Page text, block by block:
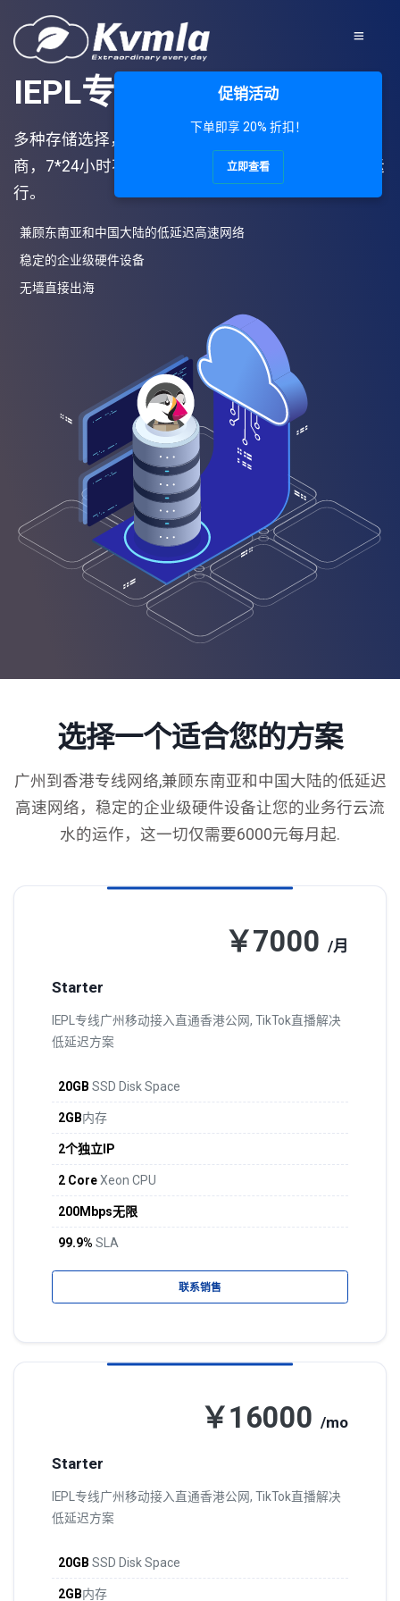
IEPL专线(广港专线)
多种存储选择，双IP地址，值得信任的云服务器提供
商，7*24小时不间断运行，保护企业云上数据安全运
行。
兼顾东南亚和中国大陆的低延迟高速网络
稳定的企业级硬件设备
无墙直接出海
选择一个适合您的方案
广州到香港专线网络,兼顾东南亚和中国大陆的低延迟
高速网络，稳定的企业级硬件设备让您的业务行云流
水的运作，这一切仅需要6000元每月起.
￥7000 /月
Starter
IEPL专线广州移动接入直通香港公网, TikTok直播解决
低延迟方案
20GB SSD Disk Space
2GB内存
2个独立IP
2 CoreXeon CPU
200Mbps无限
99.9% SLA
联系销售
￥16000 /mo
Starter
IEPL专线广州移动接入直通香港公网, TikTok直播解决
低延迟方案
20GB SSD Disk Space
2GB内存
促销活动
下单即享 20% 折扣！
立即查看